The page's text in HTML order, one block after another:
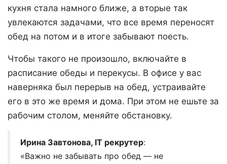
кухня стала намного ближе, а вторые так
увлекаются задачами, что все время переносят
обед на потом и в итоге забывают поесть.
Чтобы такого не произошло, включайте в
расписание обеды и перекусы. В офисе у вас
наверняка был перерыв на обед, устраивайте
его в это же время и дома. При этом не ешьте за
рабочим столом, меняйте обстановку.
Ирина Завтонова, IT рекрутер:
«Важно не забывать про обед — не